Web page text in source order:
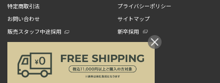
特定商取引法
プライバシーポリシー
お問い合わせ
サイトマップ
販売スタッフ中途採用
新卒採用